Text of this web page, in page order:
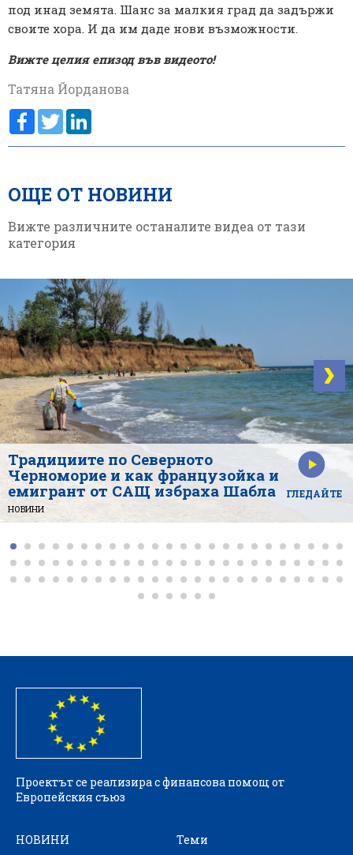
под инад земята. Шанс за малкия град да задържи
своите хора. И да им даде нови възможности.
Вижте целия епизод във видеото!
Татяна Йорданова
Facebook
Twitter
ОЩЕ ОТ НОВИНИ
Вижте различните останалите видеа от тази
категория
Традициите по Северното
Черноморие и как французойка и
емигрант от САЩ избраха Шабла
ГЛЕДАЙТЕ
НОВИНИ
Проектът се реализира с финансова помощ от
Европейския съюз
НОВИНИ Теми